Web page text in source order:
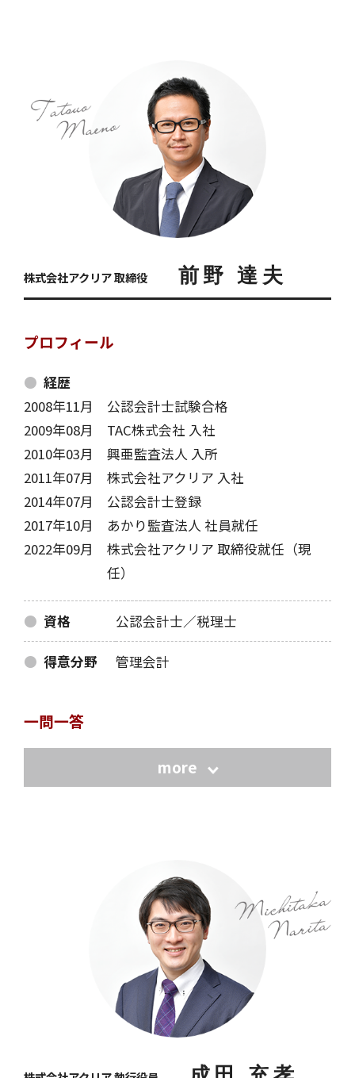
株式会社アクリア 取締役 前野 達夫
プロフィール
経歴
2008年11月
公認会計士試験合格
2009年08月
TAC株式会社 入社
2010年03月
興亜監査法人 入所
2011年07月
株式会社アクリア 入社
2014年07月
公認会計士登録
2017年10月
あかり監査法人 社員就任
2022年09月
株式会社アクリア 取締役就任（現
任）
資格 公認会計士／税理士
得意分野 管理会計
一問一答